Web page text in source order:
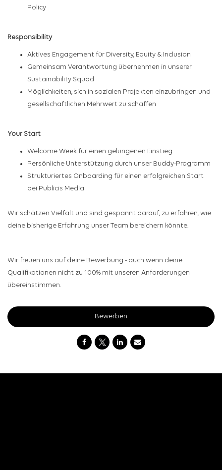
Policy
Responsibility
Aktives Engagement für Diversity, Equity & Inclusion
Gemeinsam Verantwortung übernehmen in unserer
Sustainability Squad
Möglichkeiten, sich in sozialen Projekten einzubringen und
gesellschaftlichen Mehrwert zu schaffen
Your Start
Welcome Week für einen gelungenen Einstieg
Persönliche Unterstützung durch unser Buddy-Programm
Strukturiertes Onboarding für einen erfolgreichen Start
bei Publicis Media
Wir schätzen Vielfalt und sind gespannt darauf, zu erfahren, wie
deine bisherige Erfahrung unser Team bereichern könnte.
Wir freuen uns auf deine Bewerbung - auch wenn deine
Qualifikationen nicht zu 100% mit unseren Anforderungen
übereinstimmen.
Bewerben